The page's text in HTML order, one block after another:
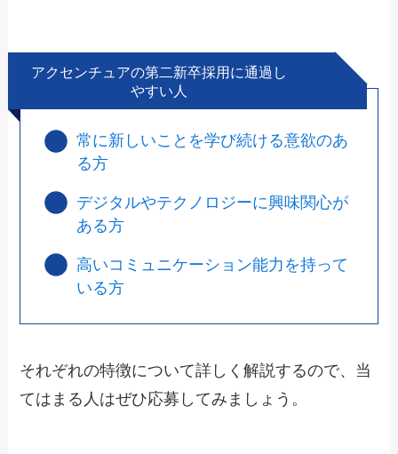
アクセンチュアの第二新卒採用に通過し
やすい人
常に新しいことを学び続ける意欲のあ
る方
デジタルやテクノロジーに興味関心が
ある方
高いコミュニケーション能力を持って
いる方
それぞれの特徴について詳しく解説するので、当
てはまる人はぜひ応募してみましょう。